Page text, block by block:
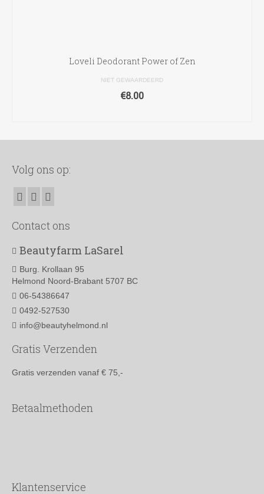
Loveli Deodorant Power of Zen
NIET GEWAARDEERD
€8.00
Volg ons op:
Contact ons
Beautyfarm LaSarel
Burg. Krollaan 95
Helmond Noord-Brabant 5707 BC
06-54386647
0492-527530
info@beautyhelmond.nl
Gratis Verzenden
Gratis verzenden vanaf € 75,-
Betaalmethoden
Klantenservice